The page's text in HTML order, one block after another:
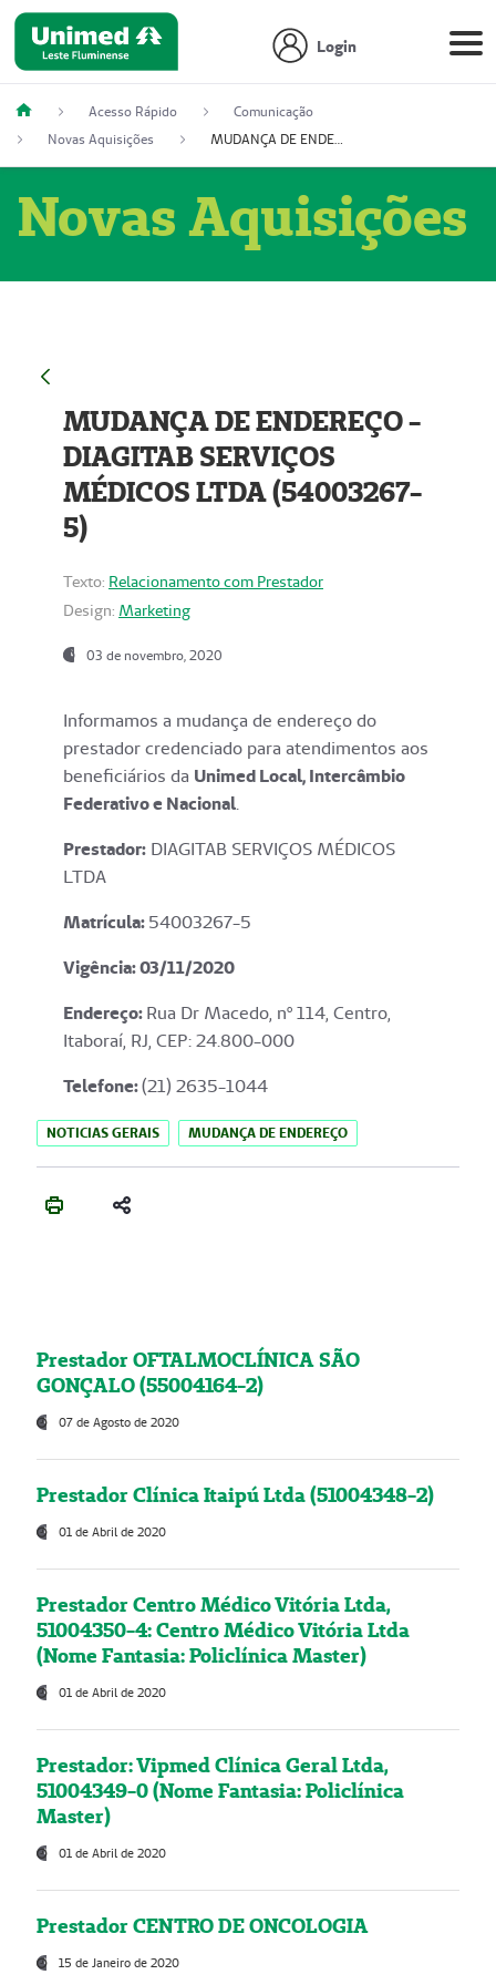
Login
Acesso Rápido
Comunicação
Novas Aquisições
MUDANÇA DE ENDEREÇO - DIAGITAB SERVIÇOS MÉDICOS LTDA (54003267-5)
Novas Aquisições
MUDANÇA DE ENDEREÇO -
DIAGITAB SERVIÇOS
MÉDICOS LTDA (54003267-
5)
Texto: Relacionamento com Prestador
Design: Marketing
03 de novembro, 2020
Informamos a mudança de endereço do
prestador credenciado para atendimentos aos
beneficiários da Unimed Local, Intercâmbio
Federativo e Nacional.
Prestador: DIAGITAB SERVIÇOS MÉDICOS
LTDA
Matrícula:54003267-5
Vigência: 03/11/2020
Endereço:Rua Dr Macedo, nº 114, Centro,
Itaboraí, RJ, CEP: 24.800-000
Telefone:(21) 2635-1044
NOTICIAS GERAIS MUDANÇA DE ENDEREÇO
Prestador OFTALMOCLÍNICA SÃO
GONÇALO (55004164-2)
07 de Agosto de 2020
Prestador Clínica Itaipú Ltda (51004348-2)
01 de Abril de 2020
Prestador Centro Médico Vitória Ltda,
51004350-4: Centro Médico Vitória Ltda
(Nome Fantasia: Policlínica Master)
01 de Abril de 2020
Prestador: Vipmed Clínica Geral Ltda,
51004349-0 (Nome Fantasia: Policlínica
Master)
01 de Abril de 2020
Prestador CENTRO DE ONCOLOGIA
15 de Janeiro de 2020